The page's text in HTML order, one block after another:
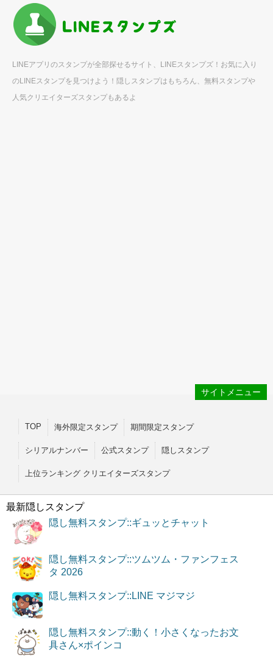
LINEアプリのスタンプが全部探せるサイト、LINEスタンプズ！お気に入り
のLINEスタンプを見つけよう！隠しスタンプはもちろん、無料スタンプや
人気クリエイターズスタンプもあるよ
サイトメニュー
TOP 海外限定スタンプ 期間限定スタンプ
シリアルナンバー 公式スタンプ 隠しスタンプ
上位ランキング クリエイターズスタンプ
最新隠しスタンプ
隠し無料スタンプ::ギュッとチャット
隠し無料スタンプ::ツムツム・ファンフェス
タ 2026
隠し無料スタンプ::LINE マジマジ
隠し無料スタンプ::動く！小さくなったお文
具さん×ポインコ